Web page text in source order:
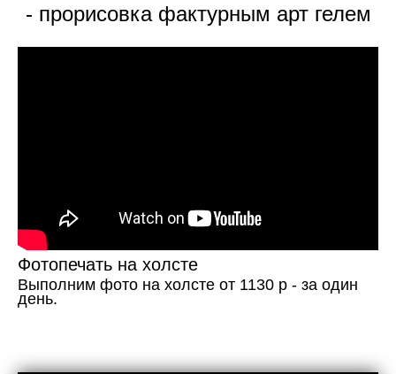
- прорисовка фактурным арт гелем
Фотопечать на холсте
Выполним фото на холсте от 1130 р - за один
день.